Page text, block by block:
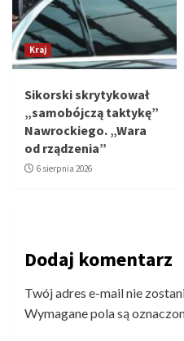
Kraj
Sikorski skrytykował
„samobójczą taktykę”
Nawrockiego. „Wara
od rządzenia”
6 sierpnia 2026
Dodaj komentarz
Twój adres e-mail nie
Wymagane pola są